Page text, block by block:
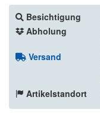
Besichtigung
Abholung
Versand
Artikelstandort